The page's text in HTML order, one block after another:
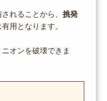
れることから、 挑発
用となります。
オンを破壊できま